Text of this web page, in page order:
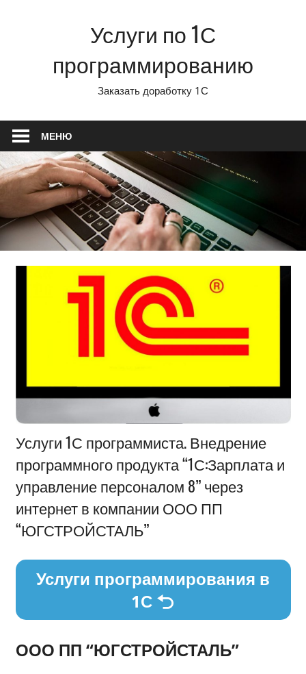
Услуги по 1С
программированию
Заказать доработку 1С
МЕНЮ
Информация
Услуги 1С программиста. Внедрение
программного продукта “1С:Зарплата и
управление персоналом 8” через
интернет в компании ООО ПП
“ЮГСТРОЙСТАЛЬ”
Услуги программирования в
1С
ООО ПП “ЮГСТРОЙСТАЛЬ”